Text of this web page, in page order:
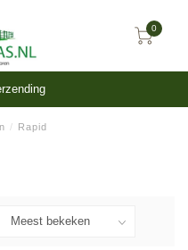
0
/ Rapid